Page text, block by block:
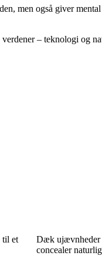
men også giver
– teknologi og
til et
Dæk ujævnheder
concealer